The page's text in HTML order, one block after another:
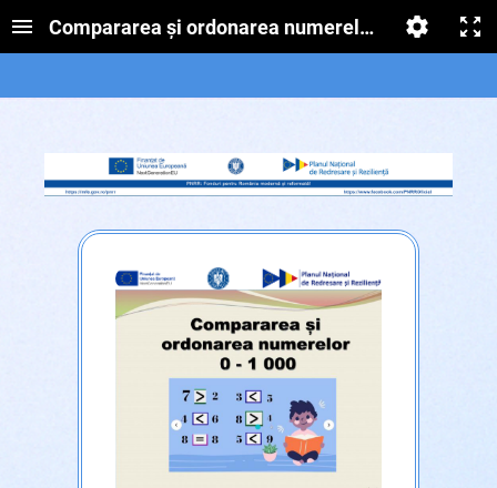
Compararea și ordonarea numerelor naturale de